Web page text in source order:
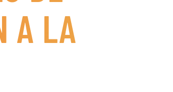
A LA